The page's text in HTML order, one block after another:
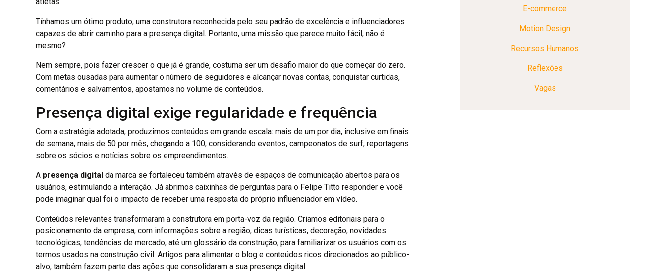
Tínhamos um ótimo produto, uma construtora reconhecida pelo seu padrão de excelência e influenciadores
capazes de abrir caminho para a presença digital. Portanto, uma missão que parece muito fácil, não é
mesmo?
Nem sempre, pois fazer crescer o que já é grande, costuma ser um desafio maior do que começar do zero.
Com metas ousadas para aumentar o número de seguidores e alcançar novas contas, conquistar curtidas,
comentários e salvamentos, apostamos no volume de conteúdos.
Presença digital exige regularidade e frequência
Com a estratégia adotada, produzimos conteúdos em grande escala: mais de um por dia, inclusive em finais
de semana, mais de 50 por mês, chegando a 100, considerando eventos, campeonatos de surf, reportagens
sobre os sócios e notícias sobre os empreendimentos.
A presença digital da marca se fortaleceu também através de espaços de comunicação abertos para os
usuários, estimulando a interação. Já abrimos caixinhas de perguntas para o Felipe Titto responder e você
pode imaginar qual foi o impacto de receber uma resposta do próprio influenciador em vídeo.
Conteúdos relevantes transformaram a construtora em porta-voz da região. Criamos editoriais para o
posicionamento da empresa, com informações sobre a região, dicas turísticas, decoração, novidades
tecnológicas, tendências de mercado, até um glossário da construção, para familiarizar os usuários com os
termos usados na construção civil. Artigos para alimentar o blog e conteúdos ricos direcionados ao público-
alvo, também fazem parte das ações que consolidaram a sua presença digital.
E-commerce
Motion Design
Recursos Humanos
Reflexões
Vagas